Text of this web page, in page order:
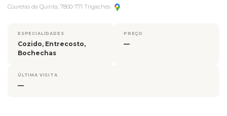
Courelas da Quinta, 7800-771 Trigaches
ESPECIALIDADES
Cozido, Entrecosto,
Bochechas
PREÇO
—
ÚLTIMA VISITA
—